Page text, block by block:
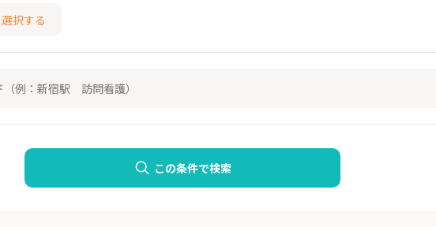
選択する
この条件で検索